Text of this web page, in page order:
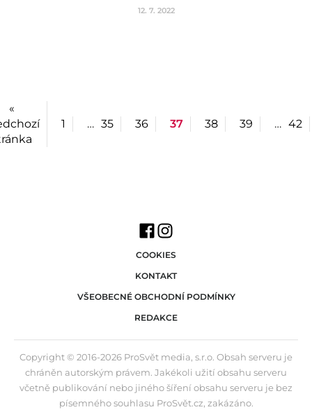
12. 7. 2022
«
1 … 35 36 37 38 39 … 42
COOKIES
KONTAKT
VŠEOBECNÉ OBCHODNÍ PODMÍNKY
REDAKCE
Copyright © 2016-2026 ProSvět media, s.r.o. Obsah serveru je
chráněn autorským právem. Jakékoli užití obsahu serveru
včetně publikování nebo jiného šíření obsahu serveru je bez
písemného souhlasu ProSvět.cz, zakázáno.